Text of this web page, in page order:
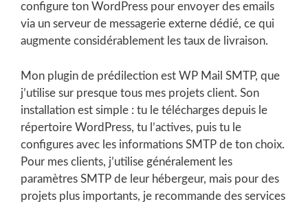
configure ton WordPress pour envoyer des emails
via un serveur de messagerie externe dédié, ce qui
augmente considérablement les taux de livraison.
Mon plugin de prédilection est WP Mail SMTP, que
j’utilise sur presque tous mes projets client. Son
installation est simple : tu le télécharges depuis le
répertoire WordPress, tu l’actives, puis tu le
configures avec les informations SMTP de ton choix.
Pour mes clients, j’utilise généralement les
paramètres SMTP de leur hébergeur, mais pour des
projets plus importants, je recommande des services